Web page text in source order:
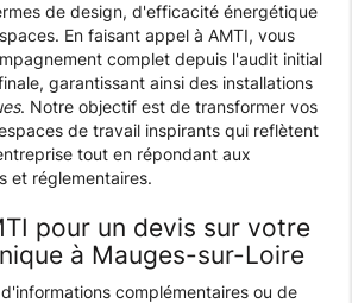
de design, d'efficacité énergétique
En faisant appel à AMTI, vous
complet depuis l'audit initial
garantissant ainsi des installations
. Notre objectif est de transformer vos
de travail inspirants qui reflètent
tout en répondant aux
et réglementaires.
pour un devis sur votre
à Mauges-sur-Loire
complémentaires ou de